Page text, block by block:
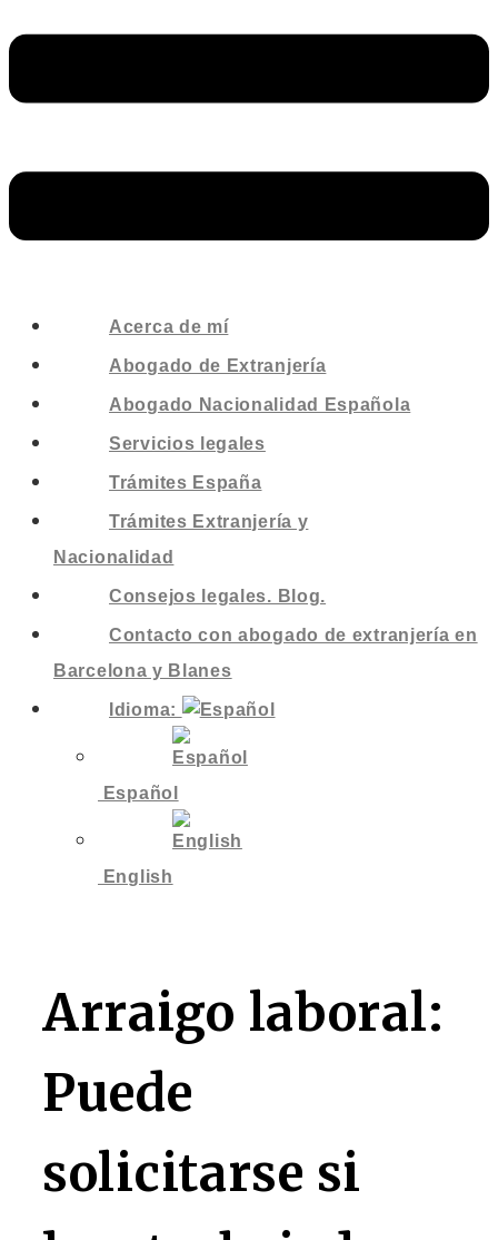
Acerca de mí
Abogado de Extranjería
Abogado Nacionalidad Española
Servicios legales
Trámites España
Trámites Extranjería y
Nacionalidad
Consejos legales. Blog.
Contacto con abogado de extranjería en
Barcelona y Blanes
Idioma:
Español
English
Arraigo laboral:
Puede
solicitarse si